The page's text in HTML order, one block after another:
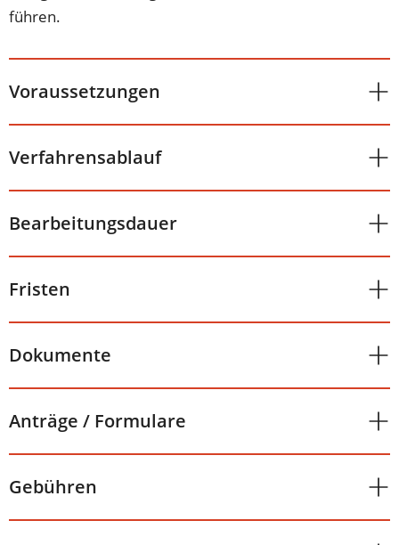
führen.
Voraussetzungen
Verfahrensablauf
Bearbeitungsdauer
Fristen
Dokumente
Anträge / Formulare
Gebühren